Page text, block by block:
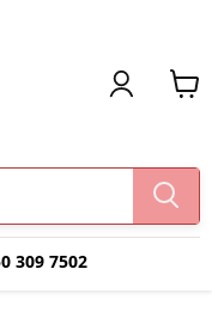
309 7502